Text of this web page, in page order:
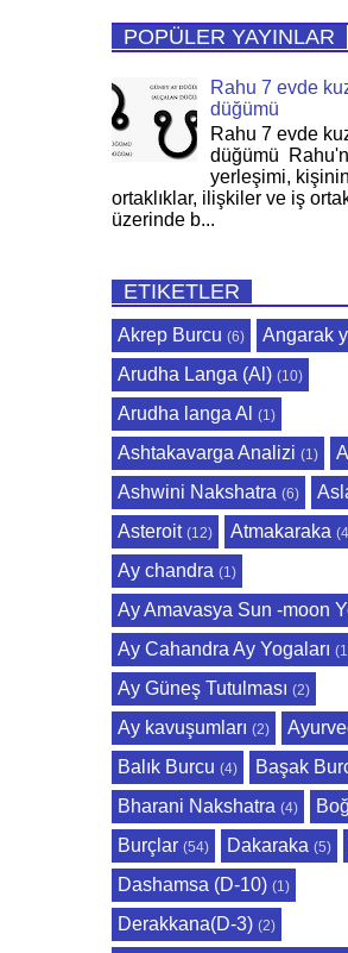
POPÜLER YAYINLAR
Rahu 7 evde
düğümü
Rahu 7 evde
düğümü
yerleşimi,
ortaklıklar, ilişkiler ve iş
üzerinde b...
ETIKETLER
Akrep Burcu (6) Angarak
Arudha Langa (Al) (10)
Arudha langa Al (1)
Ashtakavarga Analizi (1)
Ashwini Nakshatra (6)
Asteroit (12) Atmakaraka
Ay chandra (1)
Ay Amavasya Sun -moon
Ay Cahandra Ay Yogaları
Ay Güneş Tutulması (2)
Ay kavuşumları (2)
Balık Burcu (4) Başak
Bharani Nakshatra (4)
Burçlar (54) Dakaraka (5)
Dashamsa (D-10) (1)
Derakkana(D-3) (2)